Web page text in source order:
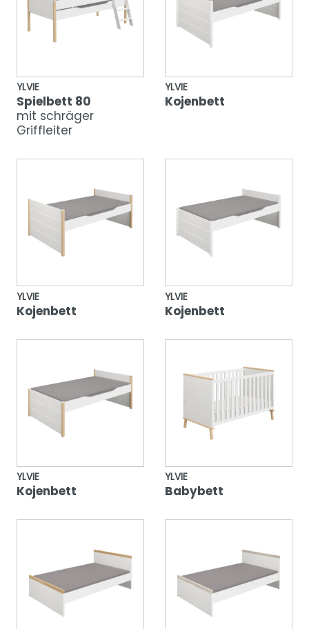
YLVIE
Spielbett 80
mit schräger
Griffleiter
YLVIE
Kojenbett
YLVIE
Kojenbett
YLVIE
Kojenbett
YLVIE
Kojenbett
YLVIE
Babybett